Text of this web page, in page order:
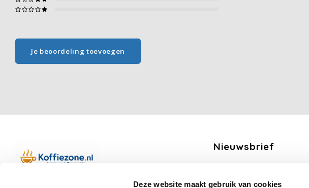
Deze website maakt gebruik van cookies
Je beoordeling toevoegen
Nieuwsbrief